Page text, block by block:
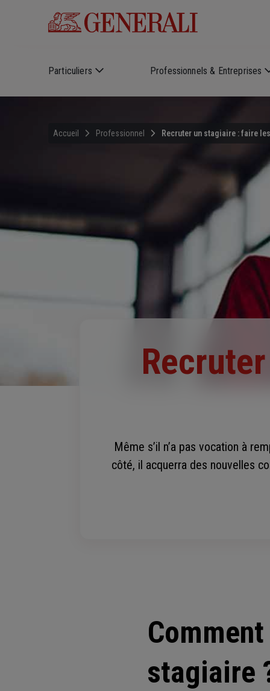
Particuliers Professionnels & Entreprises
Accueil Professionnel Recruter un stagiaire : faire
Même s’il n’a pas vocation à
côté, il acquerra des nouvelles
stagiaire